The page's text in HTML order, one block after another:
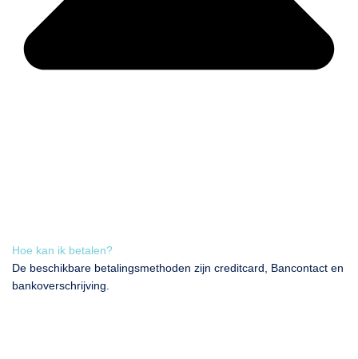
Hoe kan ik betalen?
De beschikbare betalingsmethoden zijn creditcard, Bancontact en
bankoverschrijving.